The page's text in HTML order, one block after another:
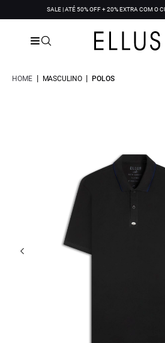
SALE | ATÉ 50% OFF + 20% EXTRA COM O
HOME | MASCULINO | POLOS